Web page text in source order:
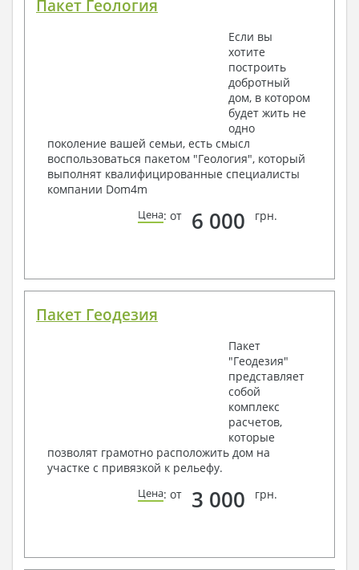
Пакет Геология
Если вы
хотите
построить
добротный
дом, в котором
будет жить не
одно
поколение вашей семьи, есть смысл
воспользоваться пакетом "Геология", который
выполнят квалифицированные специалисты
компании Dom4m
Цена: от 6 000 грн.
Пакет Геодезия
Пакет
"Геодезия"
представляет
собой
комплекс
расчетов,
которые
позволят грамотно расположить дом на
участке с привязкой к рельефу.
Цена: от 3 000 грн.